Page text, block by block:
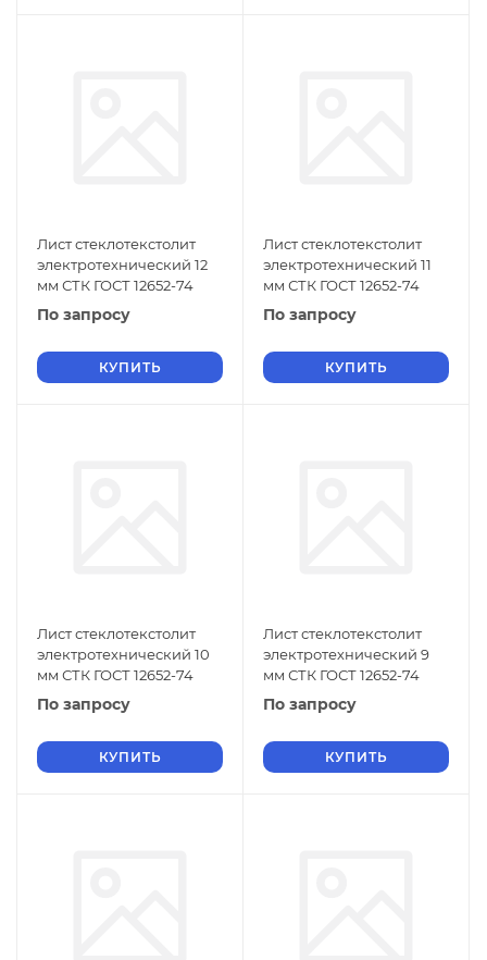
Лист стеклотекстолит
электротехнический 12
мм СТК ГОСТ 12652-74
По запросу
КУПИТЬ
Лист стеклотекстолит
электротехнический 11
мм СТК ГОСТ 12652-74
По запросу
КУПИТЬ
Лист стеклотекстолит
электротехнический 10
мм СТК ГОСТ 12652-74
По запросу
КУПИТЬ
Лист стеклотекстолит
электротехнический 9
мм СТК ГОСТ 12652-74
По запросу
КУПИТЬ